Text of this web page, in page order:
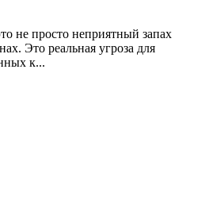
не просто неприятный запах
Это реальная угроза для
к...